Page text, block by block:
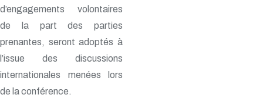
d’engagements volontaires
de la part des parties
prenantes, seront adoptés à
l’issue des discussions
internationales menées lors
de la conférence.